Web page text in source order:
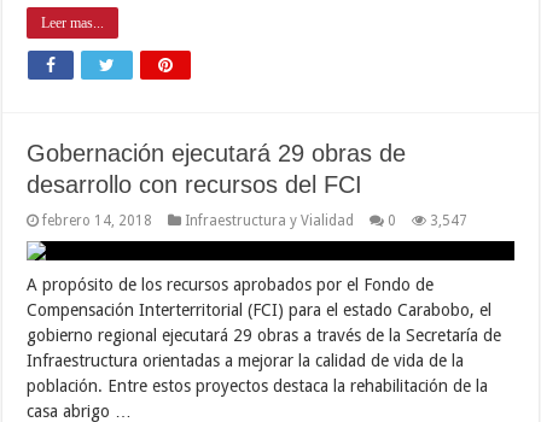
Leer mas...
Gobernación ejecutará 29 obras de
desarrollo con recursos del FCI
febrero 14, 2018 Infraestructura y Vialidad 0 3,547
A propósito de los recursos aprobados por el Fondo de
Compensación Interterritorial (FCI) para el estado Carabobo, el
gobierno regional ejecutará 29 obras a través de la Secretaría de
Infraestructura orientadas a mejorar la calidad de vida de la
población. Entre estos proyectos destaca la rehabilitación de la
casa abrigo …